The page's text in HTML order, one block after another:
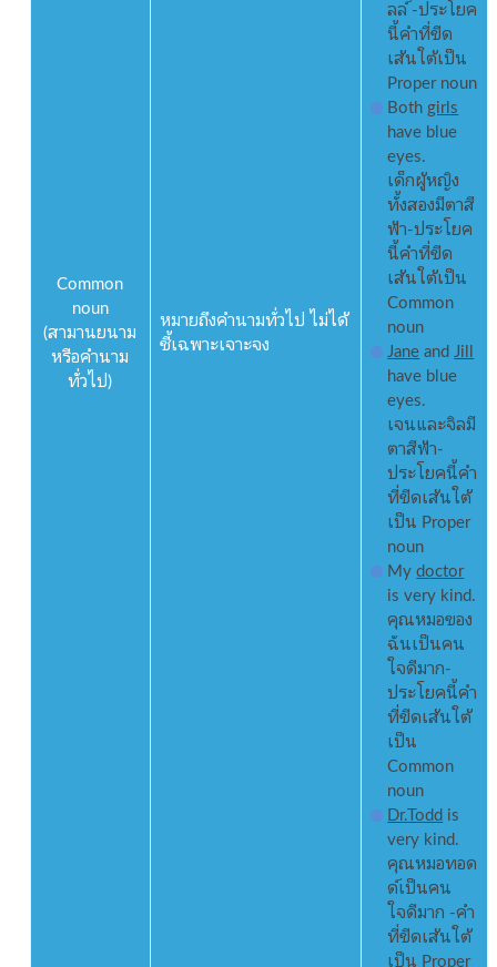
Common
noun
(สามานยนาม
หรือคำนาม
ทั่วไป)
หมายถึงคำนามทั่วไป ไม่ได้
ชี้เฉพาะเจาะจง
ลล์ -ประโยค
นี้คำที่ขีด
เส้นใต้เป็น
Proper noun
Both girls
have blue
eyes.
เด็กผู้หญิง
ทั้งสองมีตาสี
ฟ้า-ประโยค
นี้คำที่ขีด
เส้นใต้เป็น
Common
noun
Janeand Jill
have blue
eyes.
เจนและจิลมี
ตาสีฟ้า-
ประโยคนี้คำ
ที่ขีดเส้นใต้
เป็น Proper
noun
Mydoctor
is very kind.
คุณหมอของ
ฉันเป็นคน
ใจดีมาก-
ประโยคนี้คำ
ที่ขีดเส้นใต้
เป็น
Common
noun
Dr.Todd is
very kind.
คุณหมอทอด
ด์เป็นคน
ใจดีมาก -คำ
ที่ขีดเส้นใต้
เป็น Proper